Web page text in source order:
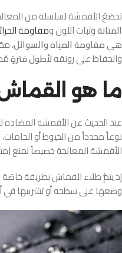
تخضعُ الأقمشة لسلسلة من
المتانةوثبات اللون ومقاومة
هيمقاومة المياه والسوائل،
والحفاظ على رونقهلأطول فترةٍ
ما هو
عند الحديث عن الأقمشة المضادة
نوعاً محدداً من الخيوط أو
الأقمشة المعالجة خصيصاً لمنع
إذ يتمُّ طلاء القماش بطريقة
وضعها على سطحه أو تشريبها في